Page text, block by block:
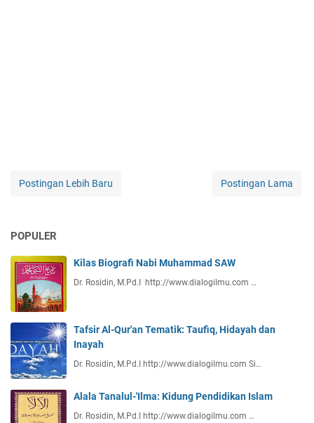
Postingan Lebih Baru Postingan Lama
POPULER
Kilas Biografi Nabi Muhammad SAW
Dr. Rosidin, M.Pd.I http://www.dialogilmu.com …
Tafsir Al-Qur'an Tematik: Taufiq, Hidayah dan
Inayah
Dr. Rosidin, M.Pd.I http://www.dialogilmu.com Si…
Alala Tanalul-'Ilma: Kidung Pendidikan Islam
Dr. Rosidin, M.Pd.I http://www.dialogilmu.com …